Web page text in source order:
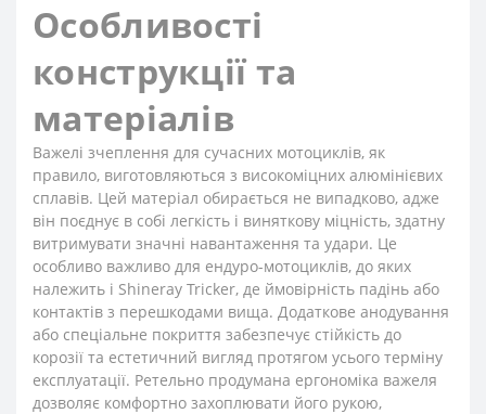
Особливості
конструкції та
матеріалів
Важелі зчеплення для сучасних мотоциклів, як
правило, виготовляються з високоміцних алюмінієвих
сплавів. Цей матеріал обирається не випадково, адже
він поєднує в собі легкість і виняткову міцність, здатну
витримувати значні навантаження та удари. Це
особливо важливо для ендуро-мотоциклів, до яких
належить і Shineray Tricker, де ймовірність падінь або
контактів з перешкодами вища. Додаткове анодування
або спеціальне покриття забезпечує стійкість до
корозії та естетичний вигляд протягом усього терміну
експлуатації. Ретельно продумана ергономіка важеля
дозволяє комфортно захоплювати його рукою,